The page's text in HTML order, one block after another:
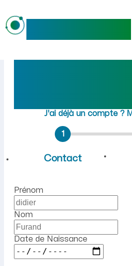
Emploi à
Rejoindre
J'ai déjà un compte ?
1
Contact
Prénom
Nom
Date de Naissance